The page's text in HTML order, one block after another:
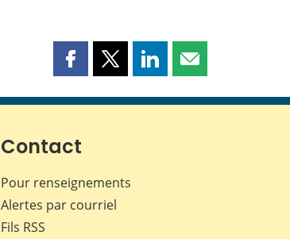
Partager
page
Facebook
Partager
page
Partager
page
Partager
page
Contact
Pour renseignements
Alertes par courriel
Fils RSS